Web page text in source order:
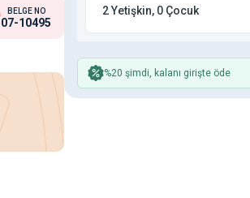
BELGE NO
07-10495
2 Yetişkin, 0 Çocuk
%20 şimdi, kalanı girişte öde